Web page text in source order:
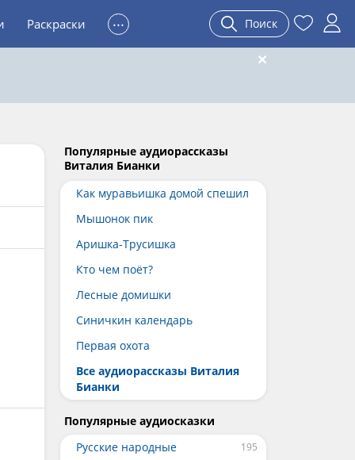
Раскраски ... Поиск
Популярные аудиорассказы
Виталия Бианки
Как муравьишка домой спешил
Мышонок пик
Аришка-Трусишка
Кто чем поёт?
Лесные домишки
Синичкин календарь
Первая охота
Все аудиорассказы Виталия
Бианки
Популярные аудиосказки
Русские народные